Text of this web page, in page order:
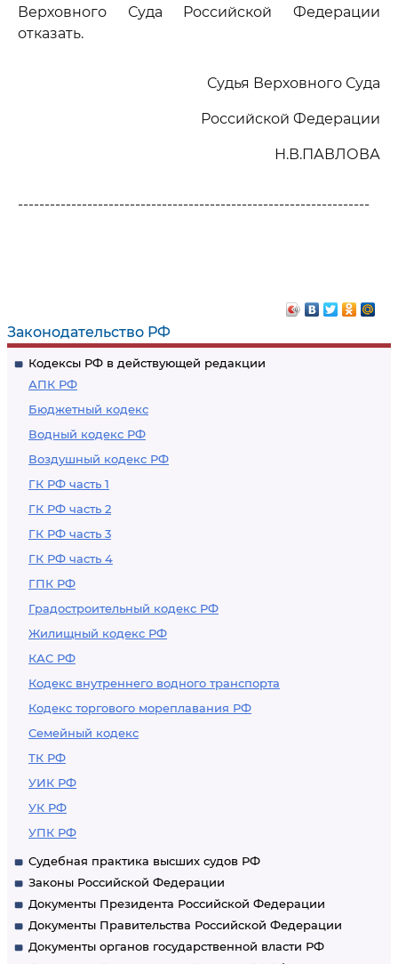
Законодательство РФ
Кодексы РФ в действующей редакции
АПК РФ
Бюджетный кодекс
Водный кодекс РФ
Воздушный кодекс РФ
ГК РФ часть 1
ГК РФ часть 2
ГК РФ часть 3
ГК РФ часть 4
ГПК РФ
Градостроительный кодекс РФ
Жилищный кодекс РФ
КАС РФ
Кодекс внутреннего водного транспорта
Кодекс торгового мореплавания РФ
Семейный кодекс
ТК РФ
УИК РФ
УК РФ
УПК РФ
Судебная практика высших судов РФ
Законы Российской Федерации
Документы Президента Российской Федерации
Документы Правительства Российской Федерации
Документы органов государственной власти РФ
Верховного Суда Российской Федерации
отказать.
Судья Верховного Суда
Российской Федерации
Н.В.ПАВЛОВА
------------------------------------------------------------------